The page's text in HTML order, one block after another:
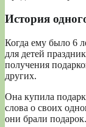
История
Когда ему было 6
для детей
получения
других.
Она купила
слова о своих
они брали подарок.